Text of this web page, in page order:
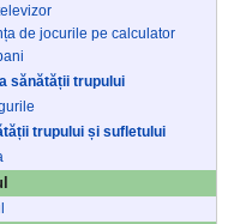
de jocurile pe calculator
sănătății trupului
trupului și sufletului